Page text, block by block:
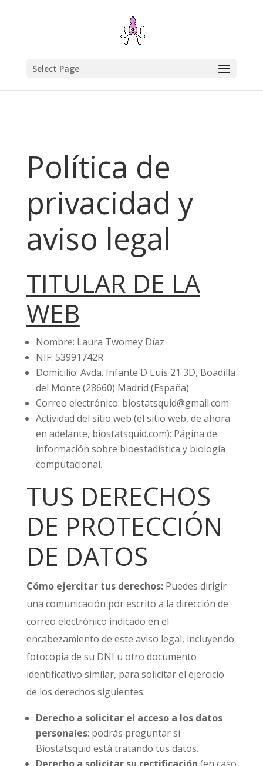
Select Page
Política de
privacidad y
aviso legal
TITULAR DE LA
WEB
Nombre: Laura Twomey Díaz
NIF: 53991742R
Domicilio: Avda. Infante D Luis 21 3D, Boadilla
del Monte (28660) Madrid (España)
Correo electrónico: biostatsquid@gmail.com
Actividad del sitio web (el sitio web, de ahora
en adelante, biostatsquid.com): Página de
información sobre bioestadística y biología
computacional.
TUS DERECHOS
DE PROTECCIÓN
DE DATOS
Cómo ejercitar tus derechos:Puedes dirigir
una comunicación por escrito a la dirección de
correo electrónico indicado en el
encabezamiento de este aviso legal, incluyendo
fotocopia de su DNI u otro documento
identificativo similar, para solicitar el ejercicio
de los derechos siguientes:
Derecho a solicitar el acceso a los datos
personales: podrás preguntar si
Biostatsquid está tratando tus datos.